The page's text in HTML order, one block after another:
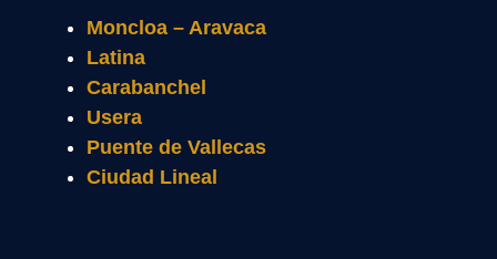
Moncloa – Aravaca
Latina
Carabanchel
Usera
Puente de Vallecas
Ciudad Lineal